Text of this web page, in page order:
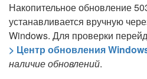
Накопительное обновление
устанавливается вручную
Windows. Для проверки
> Центр обновления
наличие обновлений.